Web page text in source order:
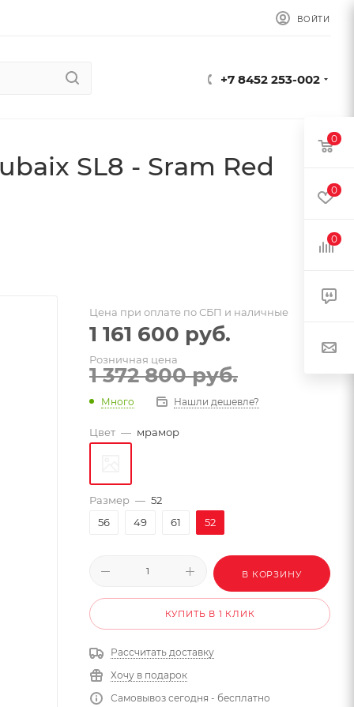
ВОЙТИ
+7 8452 253-002
SL8 - Sram Red
Цена при оплате по СБП и наличные
1 161 600 руб.
Розничная цена
1 372 800руб.
Много Нашли дешевле?
Цвет — мрамор
Размер — 52
56
49 61 52
В КОРЗИНУ
КУПИТЬ В 1 КЛИК
Рассчитать доставку
Хочу в подарок
Самовывоз сегодня - бесплатно
0
0
0